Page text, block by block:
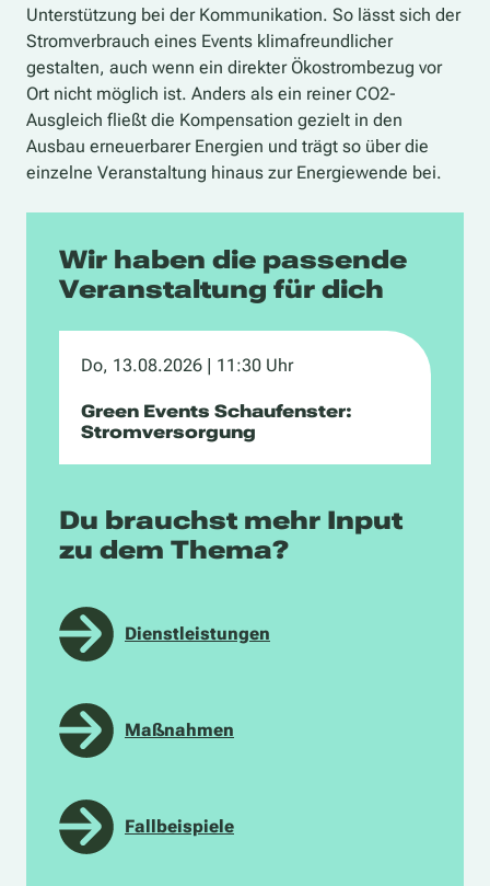
Unterstützung bei der Kommunikation. So lässt sich der
Stromverbrauch eines Events klimafreundlicher
gestalten, auch wenn ein direkter Ökostrombezug vor
Ort nicht möglich ist. Anders als ein reiner CO2-
Ausgleich fließt die Kompensation gezielt in den
Ausbau erneuerbarer Energien und trägt so über die
einzelne Veranstaltung hinaus zur Energiewende bei.
Wir haben die passende
Veranstaltung für dich
Do, 13.08.2026 | 11:30 Uhr
Green Events Schaufenster:
Stromversorgung
Du brauchst mehr Input
zu dem Thema?
Dienstleistungen
Maßnahmen
Fallbeispiele